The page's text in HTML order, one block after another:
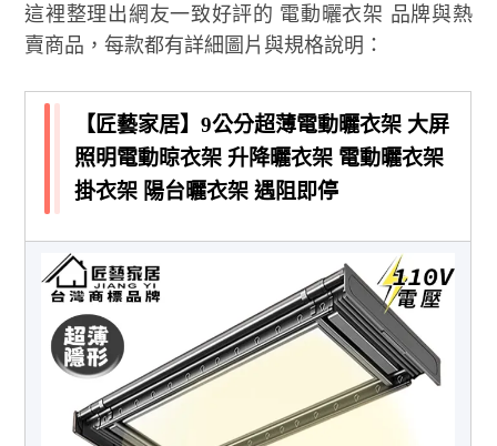
這裡整理出網友一致好評的 電動曬衣架 品牌與熱
賣商品，每款都有詳細圖片與規格說明：
【匠藝家居】9公分超薄電動曬衣架 大屏
照明電動晾衣架 升降曬衣架 電動曬衣架
掛衣架 陽台曬衣架 遇阻即停